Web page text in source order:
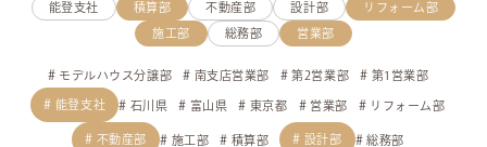
能登支社 積算部 不動産部 設計部 リフォーム部
施工部 総務部 営業部
モデルハウス分譲部 南支店営業部 第2営業部 第1営業部
能登支社 石川県 富山県 東京都 営業部 リフォーム部
不動産部 施工部 積算部 設計部 総務部